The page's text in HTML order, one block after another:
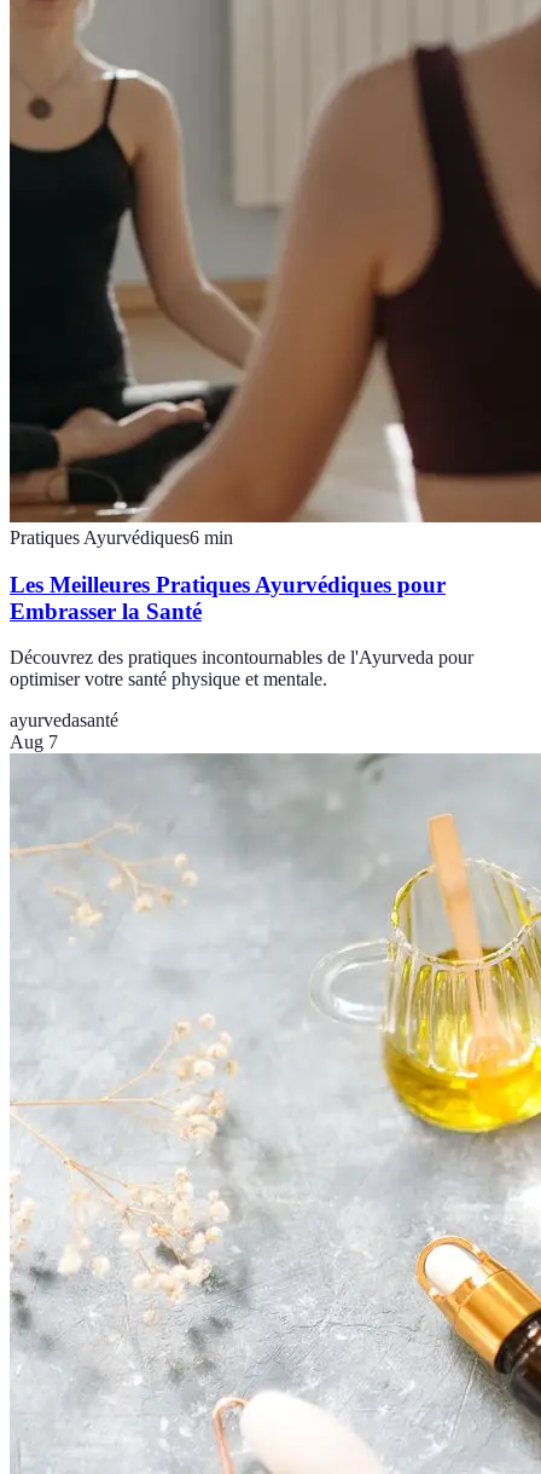
Pratiques Ayurvédiques6 min
Les Meilleures Pratiques Ayurvédiques pour
Embrasser la Santé
Découvrez des pratiques incontournables de l'Ayurveda pour
optimiser votre santé physique et mentale.
ayurvedasanté
Aug 7